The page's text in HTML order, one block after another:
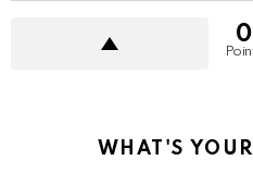
0
WHAT'S